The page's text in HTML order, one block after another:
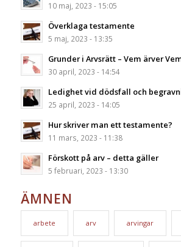
10 maj, 2023 - 15:05
Överklaga testamente
5 maj, 2023 - 13:35
Grunder i Arvsrätt – Vem ärver
30 april, 2023 - 14:54
Ledighet vid dödsfall och
25 april, 2023 - 14:05
Hur skriver man ett testamente?
11 mars, 2023 - 11:38
Förskott på arv – detta gäller
5 februari, 2023 - 13:30
ÄMNEN
arbete arv arvingar